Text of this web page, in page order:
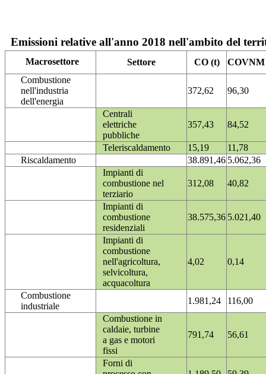
Emissioni relative all'anno 2018 nell'ambito del
Macrosettore Settore CO (t)
COVNM
Combustione
nell'industria
dell'energia
372,62 96,30
Centrali
elettriche
pubbliche
357,43 84,52
Teleriscaldamento 15,19
11,78
Riscaldamento
38.891,46 5.062,36
Impianti di
combustione nel
terziario
312,08 40,82
Impianti di
combustione
residenziali
38.575,36 5.021,40
Impianti di
combustione
nell'agricoltura,
selvicoltura,
acquacoltura
4,02 0,14
Combustione
industriale
1.981,24
116,00
Combustione in
caldaie, turbine
a gas e motori
fissi
791,74 56,61
Forni di